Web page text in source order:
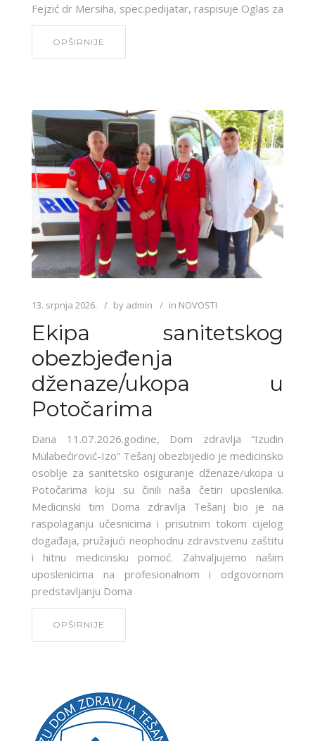
Fejzić dr Mersiha, spec.pedijatar, raspisuje Oglas za
OPŠIRNIJE
13. srpnja 2026. by admin in NOVOSTI
Ekipa sanitetskog
obezbjeđenja
dženaze/ukopa u
Potočarima
Dana 11.07.2026.godine, Dom zdravlja “Izudin
Mulabećirović-Izo” Tešanj obezbijedio je medicinsko
osoblje za sanitetsko osiguranje dženaze/ukopa u
Potočarima koju su činili naša četiri uposlenika.
Medicinski tim Doma zdravlja Tešanj bio je na
raspolaganju učesnicima i prisutnim tokom cijelog
događaja, pružajući neophodnu zdravstvenu zaštitu
i hitnu medicinsku pomoć. Zahvaljujemo našim
uposlenicima na profesionalnom i odgovornom
predstavljanju Doma
OPŠIRNIJE